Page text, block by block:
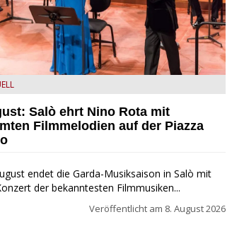
del Garda: Salò ehrt Nino Rota
Salò ehrt Nino Rota mit
Filmmelodien auf der Piazza
endet die Garda-Musiksaison in Salò mit
der bekanntesten Filmmusiken...
Veröffentlicht am 8. August 2026